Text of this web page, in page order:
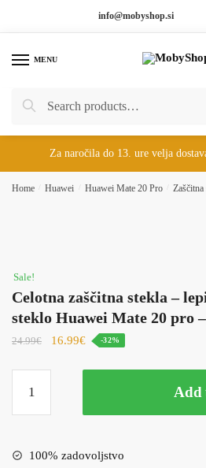
info@mobyshop.si
MENU
Search
Search
Za naročila do 13. ure velja
Home Huawei Huawei Mate 20 Pro Zaščitna
Sale!
Celotna zaščitna stekla –
steklo Huawei Mate 20 pro
24.99€ 16.99€ -32%
zaščitna
stekla
lepilo
Add
100% zadovoljstvo